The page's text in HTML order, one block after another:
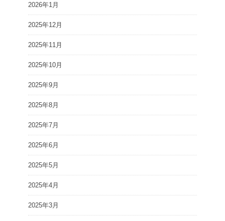
2026年1月
2025年12月
2025年11月
2025年10月
2025年9月
2025年8月
2025年7月
2025年6月
2025年5月
2025年4月
2025年3月